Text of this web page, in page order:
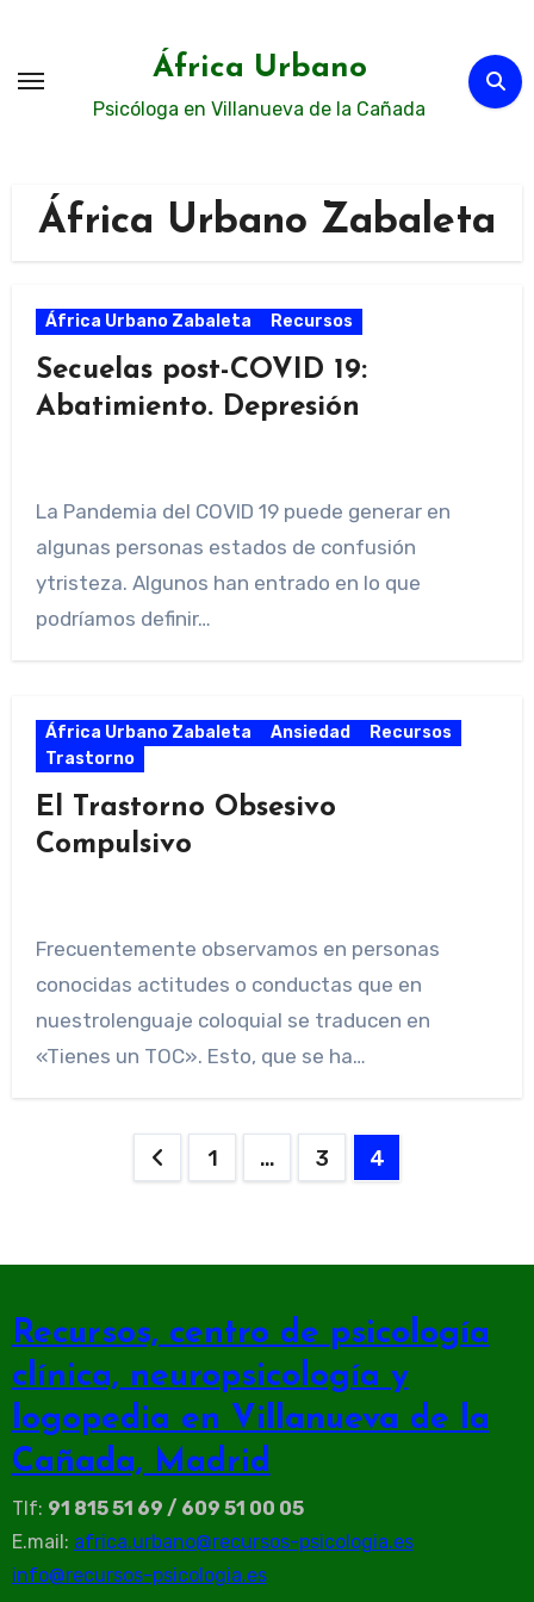
contenido
África Urbano
Psicóloga en Villanueva de la Cañada
África Urbano Zabaleta
África Urbano Zabaleta Recursos
Secuelas post-COVID 19:
Abatimiento. Depresión
La Pandemia del COVID 19 puede generar en
algunas personas estados de confusión
ytristeza. Algunos han entrado en lo que
podríamos definir…
África Urbano Zabaleta Ansiedad
Recursos
Trastorno
El Trastorno Obsesivo
Compulsivo
Frecuentemente observamos en personas
conocidas actitudes o conductas que en
nuestrolenguaje coloquial se traducen en
«Tienes un TOC». Esto, que se ha…
Paginación1 … 3 4
Recursos, centro de psicología
clínica, neuropsicología y
logopedia en Villanueva de la
Cañada, Madrid
Tlf: 91 815 51 69 / 609 51 00 05
E.mail: africa.urbano@recursos-psicologia.es
info@recursos-psicologia.es